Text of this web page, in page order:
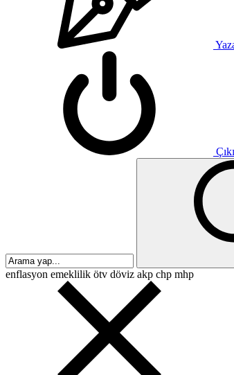
enflasyon emeklilik ötv döviz akp chp mhp